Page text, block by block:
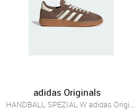
adidas Originals
HANDBALL SPEZIAL W adidas Originals Marrom